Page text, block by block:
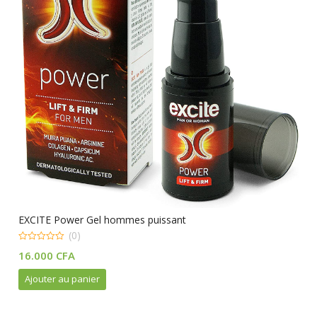
EXCITE Power Gel hommes puissant
out
(0)
16.000 CFA
Ajouter au panier